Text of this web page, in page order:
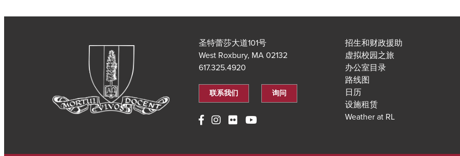
圣特蕾莎大道101号
West Roxbury, MA 02132
617.325.4920
联系我们 询问
招生和财政援助
虚拟校园之旅
办公室目录
路线图
日历
设施租赁
Weather at RL